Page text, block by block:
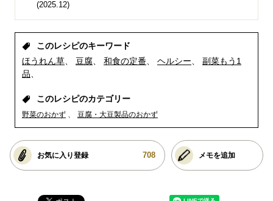
(2025.12)
このレシピのキーワード
ほうれん草
豆腐 和食の定番 ヘルシー
副菜もう1
品
このレシピのカテゴリー
野菜のおかず 豆腐・大豆製品のおかず
お気に入り登録 708 メモを追加